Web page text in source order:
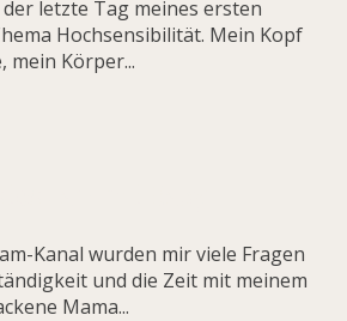
letzte Tag meines ersten
Hochsensibilität. Mein Kopf
mein Körper...
Kanal wurden mir viele Fragen
und die Zeit mit meinem
Mama...